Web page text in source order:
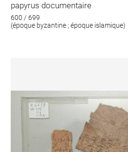
papyrus documentaire
600 / 699
(époque byzantine ; époque islamique)